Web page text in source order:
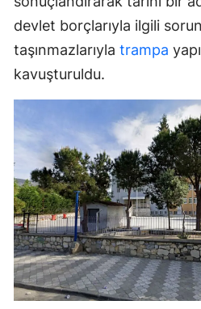
devlet borçlarıyla ilgili
taşınmazlarıyla trampa
kavuşturuldu.